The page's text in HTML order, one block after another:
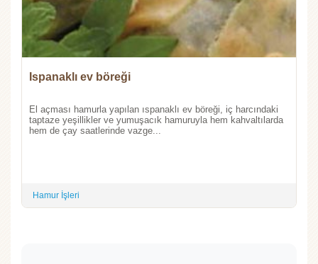
Ispanaklı ev böreği
El açması hamurla yapılan ıspanaklı ev böreği, iç harcındaki
taptaze yeşillikler ve yumuşacık hamuruyla hem kahvaltılarda
hem de çay saatlerinde vazge...
Hamur İşleri